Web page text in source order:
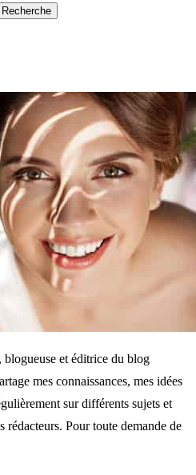
blogueuse et éditrice du blog
mes connaissances, mes idées
sur différents sujets et
rédacteurs. Pour toute demande de